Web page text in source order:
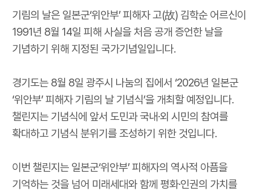
기림의 날은 일본군‘위안부’ 피해자 고(故) 김학순 어르신이
1991년 8월 14일 피해 사실을 처음 공개 증언한 날을
기념하기 위해 지정된 국가기념일입니다.
경기도는 8월 8일 광주시 나눔의 집에서 ‘2026년 일본군
‘위안부’ 피해자 기림의 날 기념식’을 개최할 예정입니다.
챌린지는 기념식에 앞서 도민과 국내·외 시민의 참여를
확대하고 기념식 분위기를 조성하기 위한 것입니다.
이번 챌린지는 일본군‘위안부’ 피해자의 역사적 아픔을
기억하는 것을 넘어 미래세대와 함께 평화·인권의 가치를